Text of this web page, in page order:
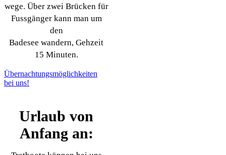
wege. Über zwei Brücken für
Fussgänger kann man um
den
Badesee wandern, Gehzeit
15 Minuten.
Übernachtungsmöglichkeiten
bei uns!
Urlaub von
Anfang an: